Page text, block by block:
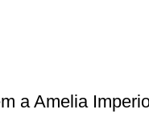
a Amelia